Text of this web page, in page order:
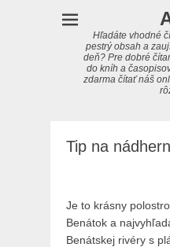
Hľadáte vhodné
pestrý obsah a
deň? Pre dobré
do kníh a
zdarma čítať náš
Tip na
Je to krásny
Benátok a
Benátskej rivéry s